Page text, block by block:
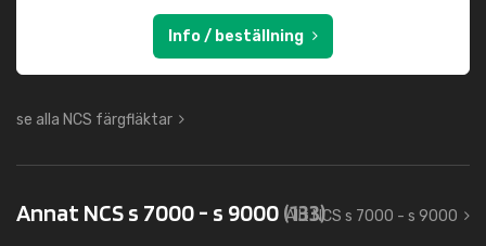
Info / beställning
se alla NCS färgfläktar
Annat NCS s 7000 - s 9000(133)
Allt NCS s 7000 - s 9000